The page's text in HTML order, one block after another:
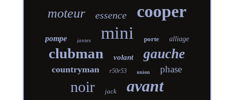
moteur essence cooper
pompe jantes mini porte alliage
clubman volant gauche
countryman r50r53 union phase
noir jack avant